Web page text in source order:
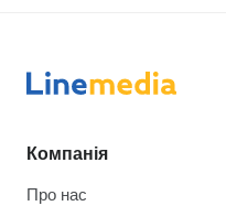
Компанія
Про нас